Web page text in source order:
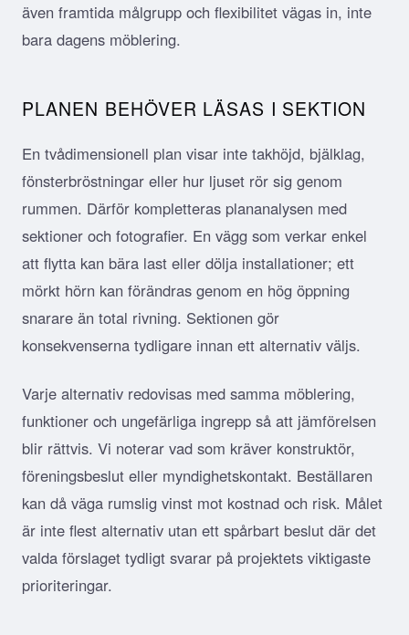
även framtida målgrupp och flexibilitet vägas in, inte
bara dagens möblering.
PLANEN BEHÖVER LÄSAS I SEKTION
En tvådimensionell plan visar inte takhöjd, bjälklag,
fönsterbröstningar eller hur ljuset rör sig genom
rummen. Därför kompletteras plananalysen med
sektioner och fotografier. En vägg som verkar enkel
att flytta kan bära last eller dölja installationer; ett
mörkt hörn kan förändras genom en hög öppning
snarare än total rivning. Sektionen gör
konsekvenserna tydligare innan ett alternativ väljs.
Varje alternativ redovisas med samma möblering,
funktioner och ungefärliga ingrepp så att jämförelsen
blir rättvis. Vi noterar vad som kräver konstruktör,
föreningsbeslut eller myndighetskontakt. Beställaren
kan då väga rumslig vinst mot kostnad och risk. Målet
är inte flest alternativ utan ett spårbart beslut där det
valda förslaget tydligt svarar på projektets viktigaste
prioriteringar.